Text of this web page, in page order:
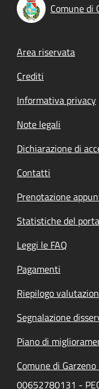
Comune di
Footer
Area riservata
Crediti
Informativa privacy
Note legali
Dichiarazione di
Contatti
Prenotazione
Statistiche del
Leggi le FAQ
Pagamenti
Riepilogo
Segnalazione
Piano di
Comune di
00652780131 -